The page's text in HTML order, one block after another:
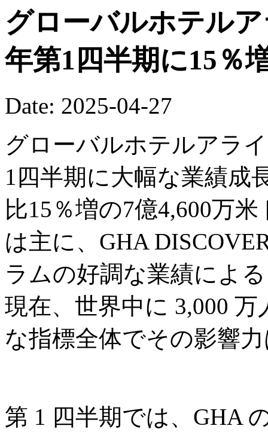
グローバルホテル
年第1四半期に15％
Date: 2025-04-27
グローバルホテルアラ
1四半期に大幅な業績成
比15％増の7億4,600万
は主に、GHA
ラムの好調な業績によ
現在、世界中に 3,000
な指標全体でその影響
第 1 四半期では、GHA